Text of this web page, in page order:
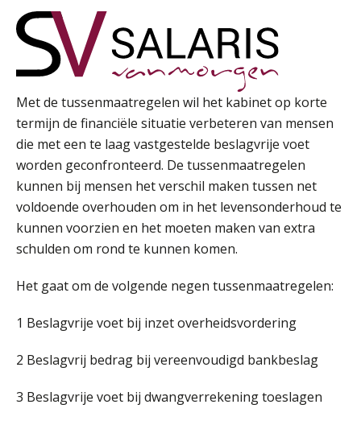
Met de tussenmaatregelen wil het kabinet op korte
termijn de financiële situatie verbeteren van mensen
die met een te laag vastgestelde beslagvrije voet
worden geconfronteerd. De tussenmaatregelen
kunnen bij mensen het verschil maken tussen net
voldoende overhouden om in het levensonderhoud te
kunnen voorzien en het moeten maken van extra
schulden om rond te kunnen komen.
Het gaat om de volgende negen tussenmaatregelen:
1 Beslagvrije voet bij inzet overheidsvordering
2 Beslagvrij bedrag bij vereenvoudigd bankbeslag
3 Beslagvrije voet bij dwangverrekening toeslagen
25
AUG
MOCuitgevers
25
AUG
Online Opleiding Praktijkdiploma Loonadministratie (PDL)
MOCuitgevers
AUG
Summercourse Internationaal/grensoverschrijdend werken
MOCuitgevers
26
AUG
Opfriscursus PDL (NIRPA PE)
Markus Verbeek Praehep
AUG
MOCuitgevers
27
AUG
Summercourse Impact en invloed van AI op de salarisverwerking (verdieping)
MOCuitgevers